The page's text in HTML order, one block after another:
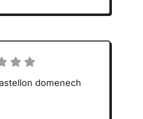
domenech